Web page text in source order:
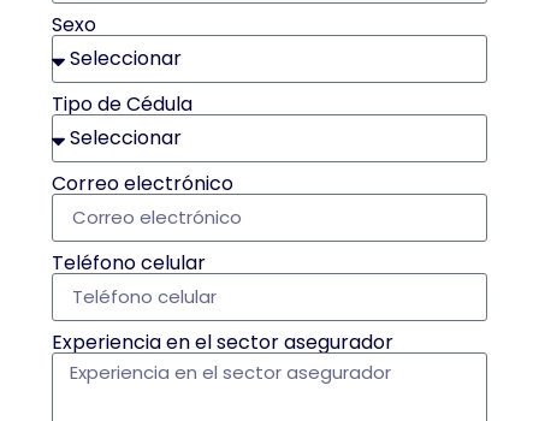
Sexo
Tipo de Cédula
Correo electrónico
Teléfono celular
Experiencia en el sector asegurador